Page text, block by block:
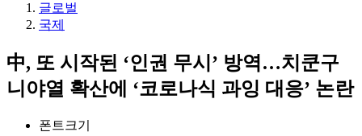
글로벌
국제
中, 또 시작된 ‘인권 무시’ 방역…치쿤구
니야열 확산에 ‘코로나식 과잉 대응’ 논란
폰트크기